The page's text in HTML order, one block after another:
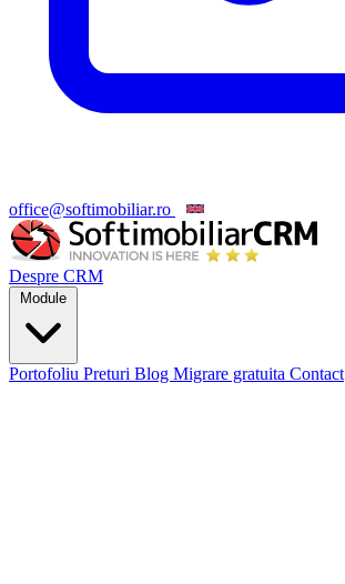
office@softimobiliar.ro
Despre CRM
Module
Portofoliu Preturi Blog Migrare gratuita Contact